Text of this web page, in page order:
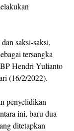
saksi-saksi,
tersangka
Hendri Yulianto
(16/2/2022).
penyelidikan
ini, baru dua
ditetapkan